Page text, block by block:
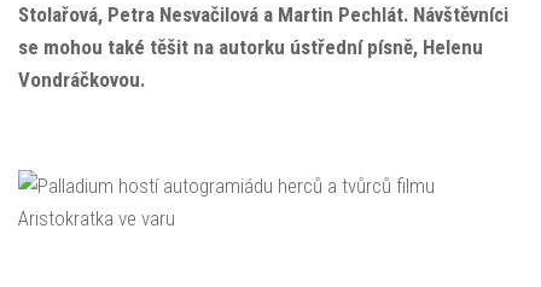
Stolařová, Petra Nesvačilová a Martin Pechlát. Návštěvníci
se mohou také těšit na autorku ústřední písně, Helenu
Vondráčkovou.